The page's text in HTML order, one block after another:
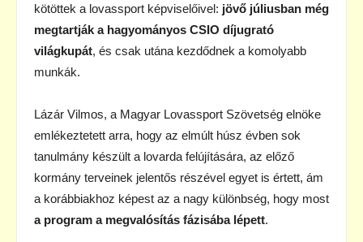
kötöttek a lovassport képviselőivel: jövő júliusban még
megtartják a hagyományos CSIO díjugrató
világkupát, és csak utána kezdődnek a komolyabb
munkák.
Lázár Vilmos, a Magyar Lovassport Szövetség elnöke
emlékeztetett arra, hogy az elmúlt húsz évben sok
tanulmány készült a lovarda felújítására, az előző
kormány terveinek jelentős részével egyet is értett, ám
a korábbiakhoz képest az a nagy különbség, hogy most
a program a megvalósítás fázisába lépett.